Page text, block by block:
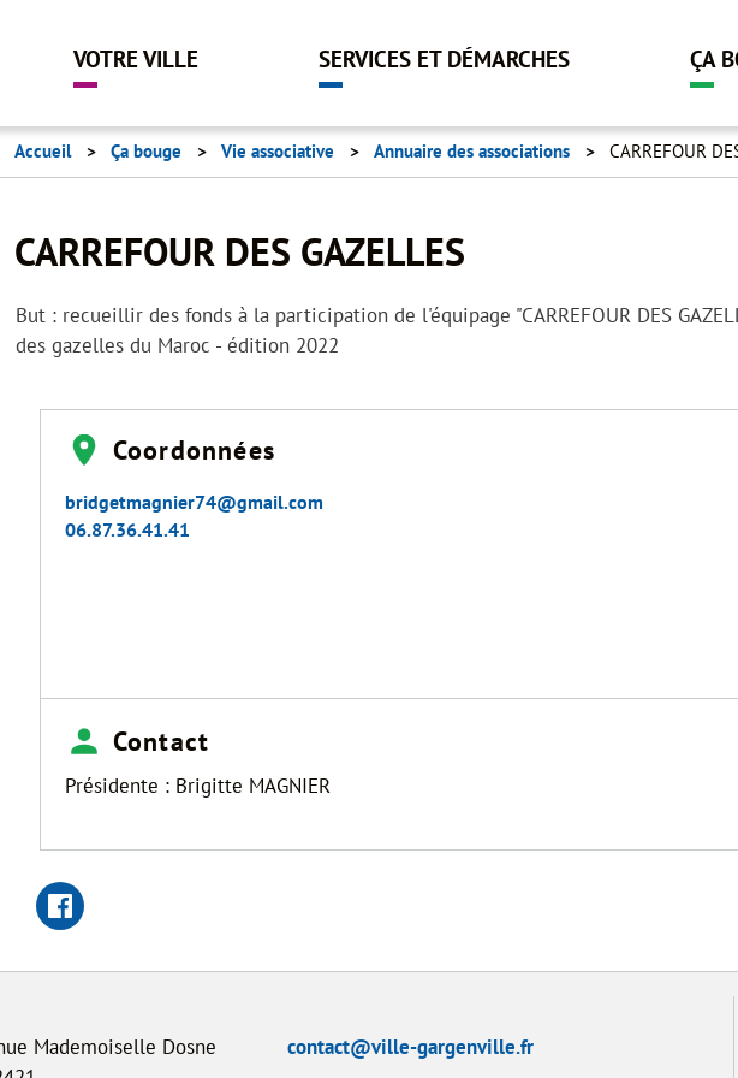
au
VOTRE VILLE SERVICES ET DÉMARCHES ÇA
Accueil Ça bouge Vie associative Annuaire des associations CARREFOUR
CARREFOUR DES GAZELLES
But : recueillir des fonds à la participation de l'équipage "CARREFOUR DES
des gazelles du Maroc - édition 2022
Coordonnées
bridgetmagnier74@gmail.com
06.87.36.41.41
Contact
Présidente : Brigitte MAGNIER
Mademoiselle Dosne
contact@ville-gargenville.fr